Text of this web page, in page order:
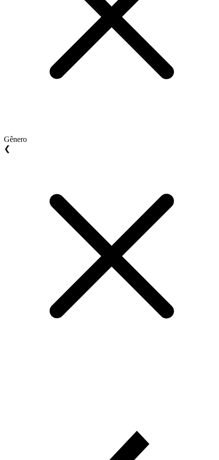
Gênero
❮